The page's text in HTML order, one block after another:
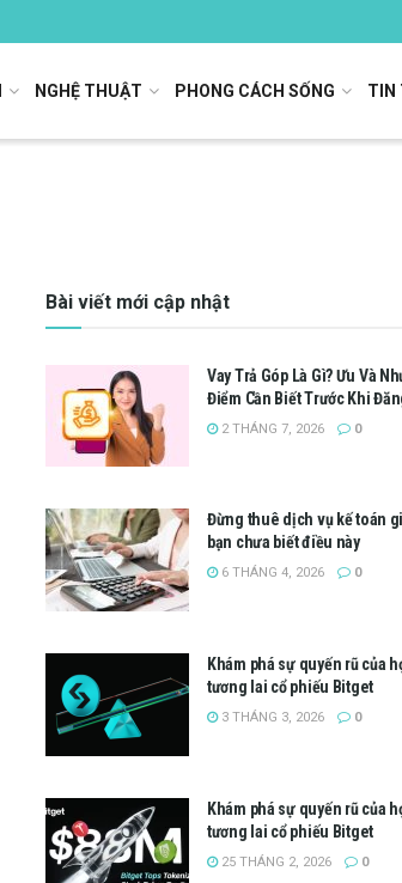
NGHỆ THUẬT PHONG CÁCH SỐNG TIN
Bài viết mới cập nhật
Vay Trả Góp Là Gì? Ưu Và
Điểm Cần Biết Trước Khi
2 THÁNG 7, 2026 0
Đừng thuê dịch vụ kế toán
bạn chưa biết điều này
6 THÁNG 4, 2026 0
Khám phá sự quyến rũ của
tương lai cổ phiếu Bitget
3 THÁNG 3, 2026 0
Khám phá sự quyến rũ của
tương lai cổ phiếu Bitget
25 THÁNG 2, 2026 0